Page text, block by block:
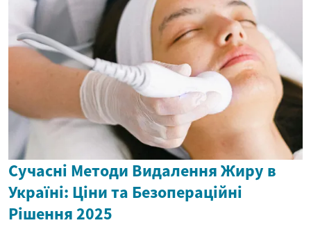
Сучасні Методи Видалення Жиру в
Україні: Ціни та Безопераційні
Рішення 2025